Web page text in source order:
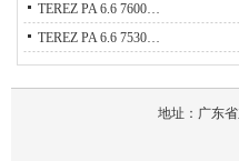
TEREZ PA 6.6 7600…
TEREZ PA 6.6 7530…
地址：广东